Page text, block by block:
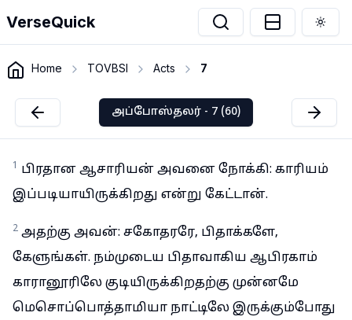
VerseQuick
Home TOVBSI Acts 7
அப்போஸ்தலர் - 7 (60)
1 பிரதான ஆசாரியன் அவனை நோக்கி: காரியம்
இப்படியாயிருக்கிறது என்று கேட்டான்.
2 அதற்கு அவன்: சகோதரரே, பிதாக்களே,
கேளுங்கள். நம்முடைய பிதாவாகிய ஆபிரகாம்
காரானூரிலே குடியிருக்கிறதற்கு முன்னமே
மெசொப்பொத்தாமியா நாட்டிலே இருக்கும்போது